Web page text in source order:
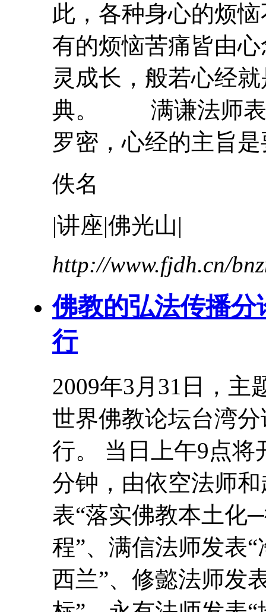
此，各种身心的烦
有的烦恼苦痛皆由
灵 成长 ，般若心经
典。 满谦法师表
罗密，心经的主旨
佚名
|讲座|佛光山|
http://www.fjdh.cn/
佛教的弘法传播
行
2009年3月31日，主
世界佛教论坛台湾
行。 当日上午9点将
分钟，由依空法师
表“落实佛教本土化
程”、满信法师发表
西兰”、修懿法师发